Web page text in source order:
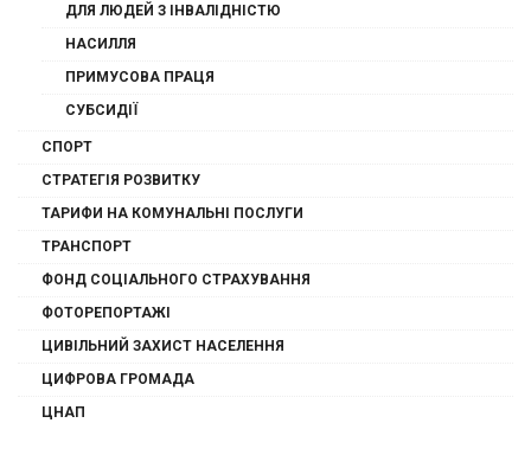
ДЛЯ ЛЮДЕЙ З ІНВАЛІДНІСТЮ
НАСИЛЛЯ
ПРИМУСОВА ПРАЦЯ
СУБСИДІЇ
СПОРТ
СТРАТЕГІЯ РОЗВИТКУ
ТАРИФИ НА КОМУНАЛЬНІ ПОСЛУГИ
ТРАНСПОРТ
ФОНД СОЦІАЛЬНОГО СТРАХУВАННЯ
ФОТОРЕПОРТАЖІ
ЦИВІЛЬНИЙ ЗАХИСТ НАСЕЛЕННЯ
ЦИФРОВА ГРОМАДА
ЦНАП